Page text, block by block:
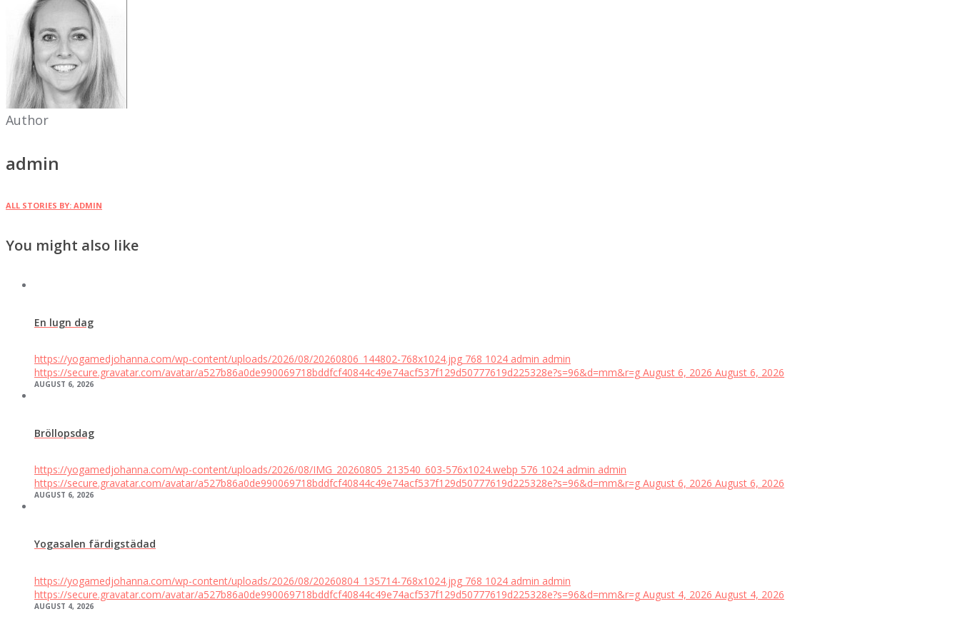
Author
admin
ALL STORIES BY: ADMIN
You might also like
En lugn dag
https://yogamedjohanna.com/wp-content/uploads/2026/08/20260806_144802-768x1024.jpg 768 1024 admin admin
https://secure.gravatar.com/avatar/a527b86a0de990069718bddfcf40844c49e74acf537f129d50777619d225328e?s=96&d=mm&r=g August 6, 2026 August 6, 2026
AUGUST 6, 2026
Bröllopsdag
https://yogamedjohanna.com/wp-content/uploads/2026/08/IMG_20260805_213540_603-576x1024.webp 576 1024 admin admin
https://secure.gravatar.com/avatar/a527b86a0de990069718bddfcf40844c49e74acf537f129d50777619d225328e?s=96&d=mm&r=g August 6, 2026 August 6, 2026
AUGUST 6, 2026
Yogasalen färdigstädad
https://yogamedjohanna.com/wp-content/uploads/2026/08/20260804_135714-768x1024.jpg 768 1024 admin admin
https://secure.gravatar.com/avatar/a527b86a0de990069718bddfcf40844c49e74acf537f129d50777619d225328e?s=96&d=mm&r=g August 4, 2026 August 4, 2026
AUGUST 4, 2026